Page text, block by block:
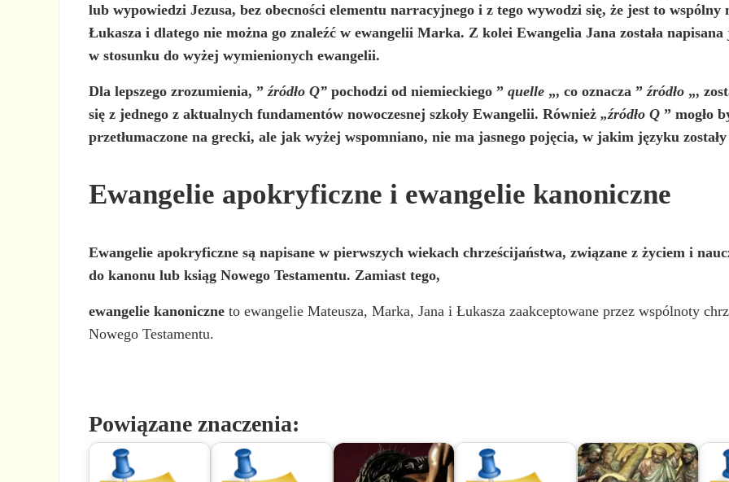
lub wypowiedzi Jezusa, bez obecności elementu narracyjnego i z tego wywodzi się, że jest to
Łukasza i dlatego nie można go znaleźć w ewangelii Marka. Z kolei Ewangelia Jana została
w stosunku do wyżej wymienionych ewangelii.
Dla lepszego zrozumienia, ”źródło Q” pochodzi od niemieckiego ”quelle „, co oznacza ”źródło „,
się z jednego z aktualnych fundamentów nowoczesnej szkoły Ewangelii. Również„źródło Q ” mogło
przetłumaczone na grecki, ale jak wyżej wspomniano, nie ma jasnego pojęcia, w jakim języku
Ewangelie apokryficzne i ewangelie kanoniczne
Ewangelie apokryficzne są napisane w pierwszych wiekach chrześcijaństwa, związane z życiem i
do kanonu lub ksiąg Nowego Testamentu. Zamiast tego,
ewangelie kanoniczne to ewangelie Mateusza, Marka, Jana i Łukasza zaakceptowane przez wspólnoty
Nowego Testamentu.
Powiązane znaczenia: